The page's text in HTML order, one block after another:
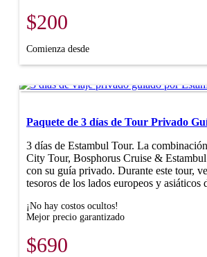
$200
Comienza desde
Paquete de 3 días de Tour Privado
3 días de Estambul Tour. La
City Tour, Bosphorus Cruise &
con su guía privado. Durante este tour,
tesoros de los lados europeos y asiáticos
¡No hay costos ocultos!
Mejor precio garantizado
$690